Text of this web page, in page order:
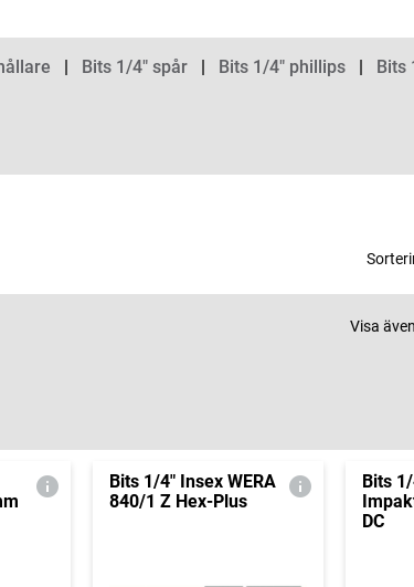
Bits 1/4" spår Bits 1/4" phillips Bits
Visa
Bits 1/4" Insex WERA
840/1 Z Hex-Plus
Bits
DC